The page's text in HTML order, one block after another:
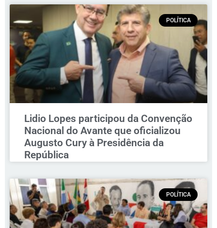
POLÍTICA
Lidio Lopes participou da Convenção
Nacional do Avante que oficializou
Augusto Cury à Presidência da
República
POLÍTICA